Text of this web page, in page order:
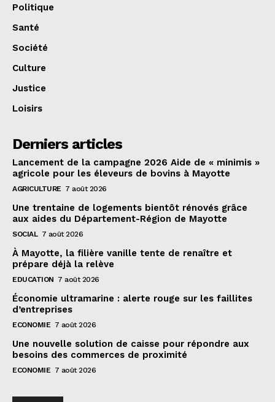
Politique
Santé
Société
Culture
Justice
Loisirs
Derniers articles
Lancement de la campagne 2026 Aide de « minimis »
agricole pour les éleveurs de bovins à Mayotte
AGRICULTURE 7 août 2026
Une trentaine de logements bientôt rénovés grâce
aux aides du Département-Région de Mayotte
SOCIAL 7 août 2026
À Mayotte, la filière vanille tente de renaître et
prépare déjà la relève
EDUCATION 7 août 2026
Économie ultramarine : alerte rouge sur les faillites
d’entreprises
ECONOMIE 7 août 2026
Une nouvelle solution de caisse pour répondre aux
besoins des commerces de proximité
ECONOMIE 7 août 2026